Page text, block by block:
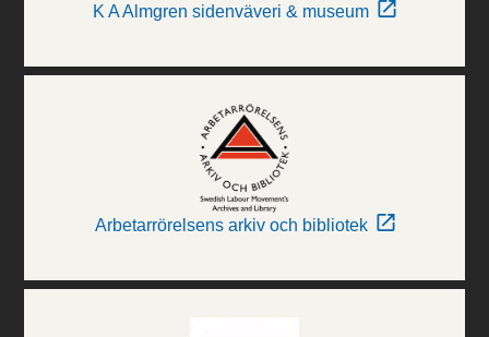
K A Almgren sidenväveri & museum
Arbetarrörelsens arkiv och bibliotek